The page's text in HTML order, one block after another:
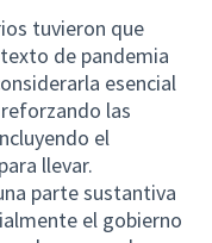
tuvieron que
de pandemia
esencial
las
el
llevar.
parte sustantiva
el gobierno